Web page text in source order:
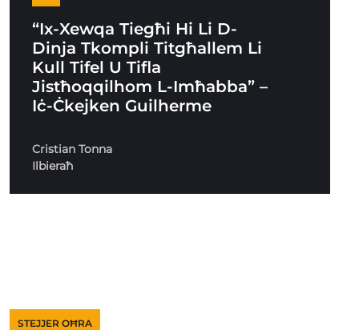
“Ix-Xewqa Tiegħi Hi Li D-
Dinja Tkompli Titgħallem Li
Kull Tifel U Tifla
Jistħoqqilhom L-Imħabba” –
Iċ-Ċkejken Guilherme
Cristian Tonna
Ilbieraħ
STEJJER OĦRA